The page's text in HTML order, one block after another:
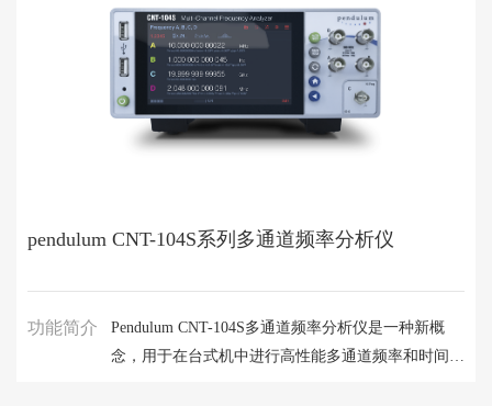
pendulum CNT-104S系列多通道频率分析仪
功能简介
Pendulum CNT-104S多通道频率分析仪是一种新概
念，用于在台式机中进行高性能多通道频率和时间周